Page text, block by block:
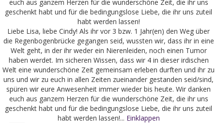
euch aus ganzem Herzen für die wunderschöne Zeit, die ihr uns
geschenkt habt und für die bedingungslose Liebe, die ihr uns zuteil
habt werden lassen!
Liebe Lisa, liebe Cindy! Als ihr vor 3 bzw. 1 Jahr(en) den Weg über
die Regenbogenbrücke gegangen seid, wussten wir, dass ihr in eine
Welt geht, in der ihr weder ein Nierenleiden, noch einen Tumor
haben werdet. Im sicheren Wissen, dass wir 4 in dieser irdischen
Welt eine wunderschöne Zeit gemeinsam erleben durften und ihr zu
uns und wir zu euch in allen Zeiten zueinander gestanden seid/sind,
spüren wir eure Anwesenheit immer wieder bis heute. Wir danken
euch aus ganzem Herzen für die wunderschöne Zeit, die ihr uns
geschenkt habt und für die bedingungslose Liebe, die ihr uns zuteil
habt werden lassen!... Einklappen